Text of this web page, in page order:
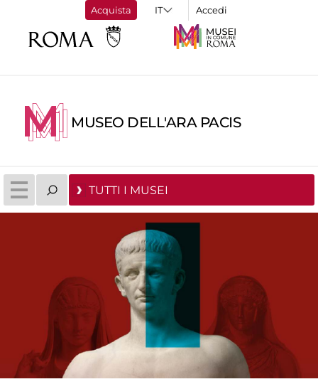
Acquista Accedi
MUSEO DELL'ARA PACIS
TUTTI I MUSEI